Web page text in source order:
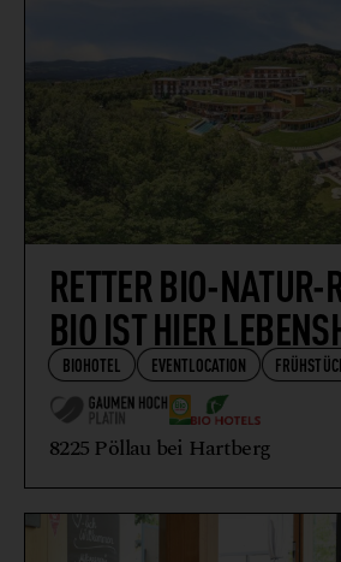
RETTER BIO-NATUR-
BIO IST HIER
BIOHOTEL EVENTLOCATION
8225 Pöllau bei Hartberg